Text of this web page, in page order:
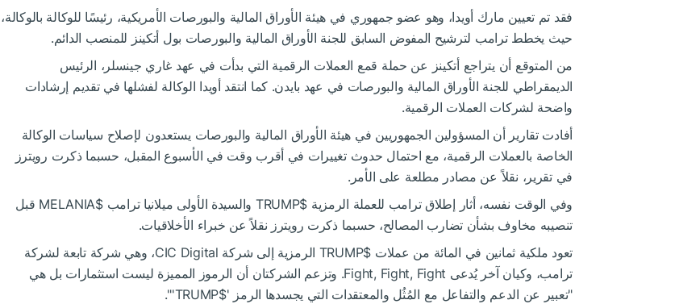
فقد تم تعيين مارك أويدا، وهو عضو جمهوري في هيئة الأوراق المالية والبورصات الأمريكية، رئيسًا للوكالة بالوكالة،
حيث يخطط ترامب لترشيح المفوض السابق للجنة الأوراق المالية والبورصات بول أتكينز للمنصب الدائم.
من المتوقع أن يتراجع أتكينز عن حملة قمع العملات الرقمية التي بدأت في عهد غاري جينسلر، الرئيس
الديمقراطي للجنة الأوراق المالية والبورصات في عهد بايدن. كما انتقد أويدا الوكالة لفشلها في تقديم إرشادات
واضحة لشركات العملات الرقمية.
أفادت تقارير أن المسؤولين الجمهوريين في هيئة الأوراق المالية والبورصات يستعدون لإصلاح سياسات الوكالة
الخاصة بالعملات الرقمية، مع احتمال حدوث تغييرات في أقرب وقت في الأسبوع المقبل، حسبما ذكرت رويترز
في تقرير، نقلاً عن مصادر مطلعة على الأمر.
وفي الوقت نفسه، أثار إطلاق ترامب للعملة الرمزية $TRUMP والسيدة الأولى ميلانيا ترامب$MELANIA
قبل
تنصيبه مخاوف بشأن تضارب المصالح، حسبما ذكرت رويترز نقلاً عن خبراء الأخلاقيات.
تعود ملكية ثمانين في المائة من عملات $TRUMP
الرمزية إلى شركة CIC Digital، وهي شركة تابعة لشركة
ترامب، وكيان آخر يُدعى Fight, Fight, Fight. وتزعم الشركتان أن الرموز المميزة ليست استثمارات بل هي
"تعبير عن الدعم والتفاعل مع المُثُل والمعتقدات التي يجسدها الرمز '$TRUMP
'".